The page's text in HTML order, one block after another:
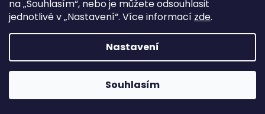
na „Souhlasím“, nebo je můžete odsouhlasit
jednotlivě v „Nastavení“. Více informací zde.
Nastavení
Souhlasím